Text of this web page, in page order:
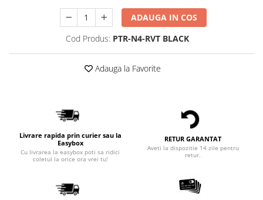
ADAUGA IN COS
Cod Produs: PTR-N4-RVT BLACK
Adauga la Favorite
Livrare rapida prin curier sau la
Easybox
Cu livrarea la easybox poti sa ridici
coletul la orice ora vrei tu!
RETUR GARANTAT
Aveti la dispozitie 14 zile pentru
retur.